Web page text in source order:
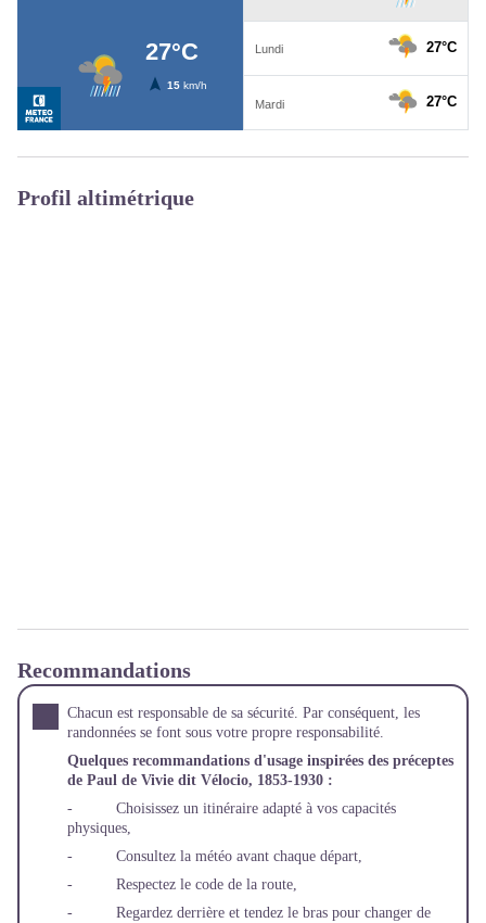
Profil altimétrique
Recommandations
Chacun est responsable de sa sécurité. Par conséquent, les
randonnées se font sous votre propre responsabilité.
Quelques recommandations d'usage inspirées des préceptes
de Paul de Vivie dit Vélocio, 1853-1930 :
- Choisissez un itinéraire adapté à vos capacités
physiques,
- Consultez la météo avant chaque départ,
- Respectez le code de la route,
- Regardez derrière et tendez le bras pour changer de